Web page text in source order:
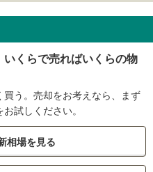
いくらで売ればいくらの物
買う。売却をお考えなら、まず
試しください。
相場を見る